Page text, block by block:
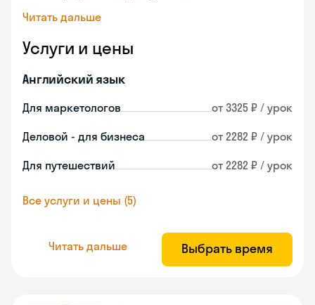
Читать дальше
Услуги и цены
Английский язык
Для маркетологов от 3325 ₽ / урок
Деловой - для бизнеса от 2282 ₽ / урок
Для путешествий от 2282 ₽ / урок
Все услуги и цены (5)
Читать дальше Выбрать время